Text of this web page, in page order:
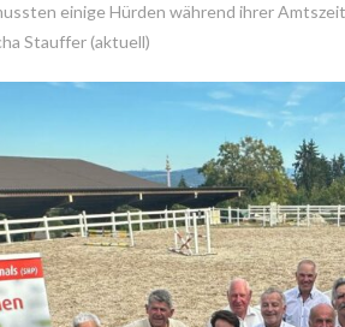
einige Hürden während ihrer
Stauffer (aktuell)